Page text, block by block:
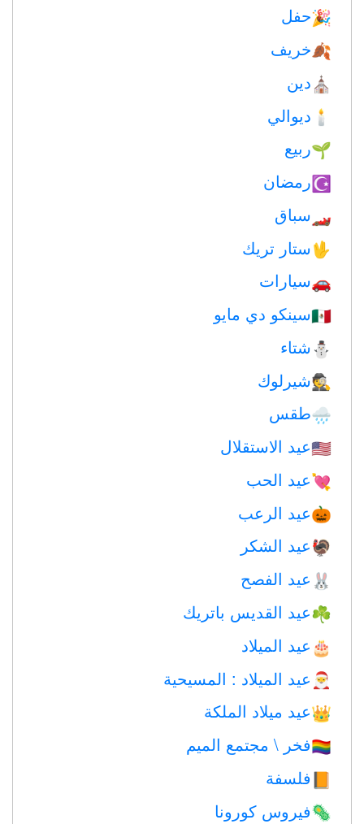
🎉حفل
🍂خريف
⛪️ دين
🕯 ديوالي
🌱ربيع
☪️رمضان
🏎 سباق
🖖ستار تريك
🚗سيارات
🇲🇽سينكو دي مايو
⛄ شتاء
🕵️شيرلوك
🌧طقس
🇺🇸عيد الاستقلال
💘عيد الحب
🎃عيد الرعب
🦃عيد الشكر
🐰 عيد الفصح
☘️عيد القديس باتريك
🎂 عيد الميلاد
🎅 عيد الميلاد : المسيحية
👑عيد ميلاد الملكة
🏳️‍🌈فخر \ مجتمع الميم
📙 فلسفة
🦠فيروس كورونا